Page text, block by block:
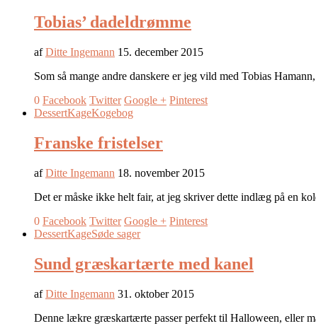
Tobias’ dadeldrømme
afDitte Ingemann 15. december 2015
Som så mange andre danskere er jeg vild med Tobias
0 Facebook Twitter Google + Pinterest
DessertKageKogebog
Franske fristelser
afDitte Ingemann 18. november 2015
Det er måske ikke helt fair, at jeg skriver dette indlæg på en
0 Facebook Twitter Google + Pinterest
DessertKageSøde sager
Sund græskartærte med kanel
afDitte Ingemann 31. oktober 2015
Denne lækre græskartærte passer perfekt til Halloween, eller